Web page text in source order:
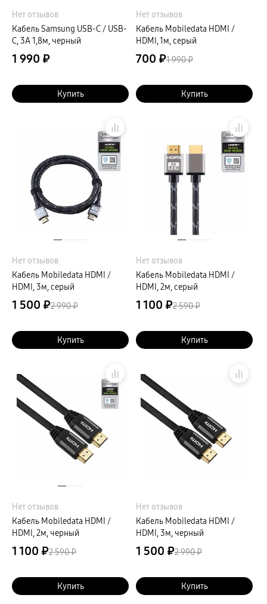
Нет отзывов
Кабель Samsung USB-C / USB-
C, 3A 1,8м, черный
1 990 ₽
Купить
Нет отзывов
Кабель Mobiledata HDMI /
HDMI, 1м, серый
700 ₽1 990 ₽
Купить
Нет отзывов
Кабель Mobiledata HDMI /
HDMI, 3м, серый
1 500 ₽2 990 ₽
Купить
Нет отзывов
Кабель Mobiledata HDMI /
HDMI, 2м, серый
1 100 ₽2 590 ₽
Купить
Нет отзывов
Кабель Mobiledata HDMI /
HDMI, 2м, черный
1 100 ₽2 590 ₽
Купить
Нет отзывов
Кабель Mobiledata HDMI /
HDMI, 3м, черный
1 500 ₽2 990 ₽
Купить